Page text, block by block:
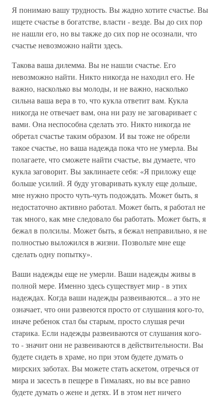
Я понимаю вашу трудность. Вы жадно хотите счастье. Вы
ищете счастье в богатстве, власти - везде. Вы до сих пор
не нашли его, но вы также до сих пор не осознали, что
счастье невозможно найти здесь.
Такова ваша дилемма. Вы не нашли счастье. Его
невозможно найти. Никто никогда не находил его. Не
важно, насколько вы молоды, и не важно, насколько
сильна ваша вера в то, что кукла ответит вам. Кукла
никогда не отвечает вам, она ни разу не заговаривает с
вами. Она неспособна сделать это. Никто никогда не
обретал счастье таким образом. И вы тоже не обрели
такое счастье, но ваша надежда пока что не умерла. Вы
полагаете, что сможете найти счастье, вы думаете, что
кукла заговорит. Вы заклинаете себя: «Я приложу еще
больше усилий. Я буду уговаривать куклу еще дольше,
мне нужно просто чуть-чуть подождать. Может быть, я
недостаточно активно работал. Может быть, я работал не
так много, как мне следовало бы работать. Может быть, я
бежал в полсилы. Может быть, я бежал неправильно, я не
полностью выложился в жизни. Позвольте мне еще
сделать одну попытку».
Ваши надежды еще не умерли. Ваши надежды живы в
полной мере. Именно здесь существует мир - в этих
надеждах. Когда ваши надежды развеиваются... а это не
означает, что они развеются просто от слушания кого-то,
иначе ребенок стал бы старым, просто слушая речи
старика. Если надежды развеиваются от слушания кого-
то - значит они не развеиваются в действительности. Вы
будете сидеть в храме, но при этом будете думать о
мирских заботах. Вы можете стать аскетом, отречься от
мира и засесть в пещере в Гималаях, но вы все равно
будете думать о жене и детях. И в этом нет ничего